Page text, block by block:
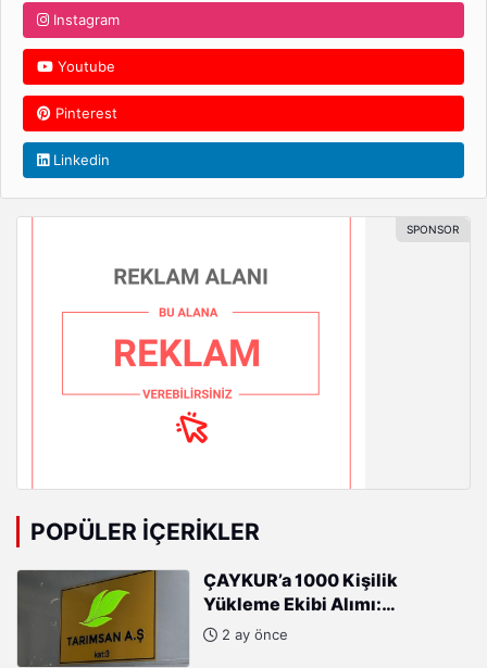
Instagram
Youtube
Pinterest
Linkedin
POPÜLER İÇERIKLER
ÇAYKUR’a 1000 Kişilik
Yükleme Ekibi Alımı:
Başvurular Başladı
2 ay önce